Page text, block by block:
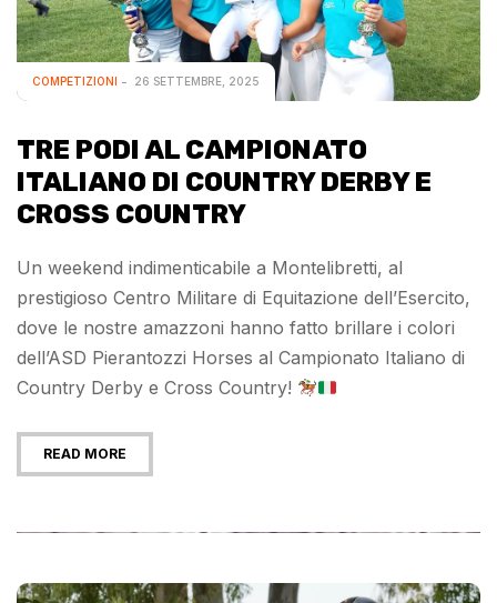
COMPETIZIONI 26 SETTEMBRE, 2025
TRE PODI AL CAMPIONATO
ITALIANO DI COUNTRY DERBY E
CROSS COUNTRY
Un weekend indimenticabile a Montelibretti, al
prestigioso Centro Militare di Equitazione dell’Esercito,
dove le nostre amazzoni hanno fatto brillare i colori
dell’ASD Pierantozzi Horses al Campionato Italiano di
Country Derby e Cross Country!
READ MORE